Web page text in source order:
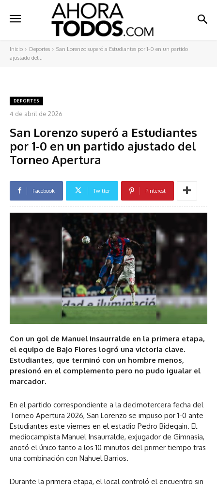
Inicio Deportes
San Lorenzo superó a Estudiantes por 1-0 en un partido
ajustado del...
DEPORTES
4 de abril de 2026
San Lorenzo superó a Estudiantes
por 1-0 en un partido ajustado del
Torneo Apertura
Facebook Twitter Pinterest
Con un gol de Manuel Insaurralde en la primera etapa,
el equipo de Bajo Flores logró una victoria clave.
Estudiantes, que terminó con un hombre menos,
presionó en el complemento pero no pudo igualar el
marcador.
En el partido correspondiente a la decimotercera fecha del
Torneo Apertura 2026, San Lorenzo se impuso por 1-0 ante
Estudiantes este viernes en el estadio Pedro Bidegain. El
mediocampista Manuel Insaurralde, exjugador de Gimnasia,
anotó el único tanto a los 10 minutos del primer tiempo tras
una combinación con Nahuel Barrios.
Durante la primera etapa, el local controló el encuentro sin